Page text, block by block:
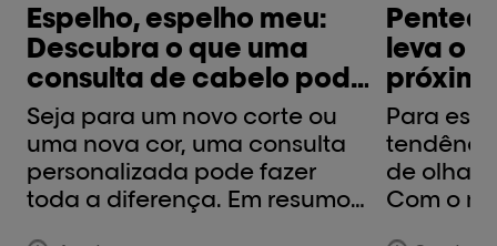
Espelho, espelho meu:
Descubra o que uma
consulta de cabelo pode
fazer por si.
Seja para um novo corte ou
uma nova cor, uma consulta
personalizada pode fazer
toda a diferença. Em resumo,
leva o
Para
de olhar
Com o